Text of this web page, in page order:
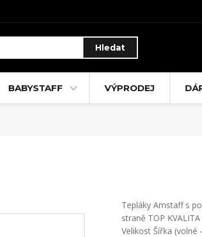
Hledat
BABYSTAFF VÝPRODEJ
Tepláky Amstaff s
straně TOP
Velikost Šířka (volné